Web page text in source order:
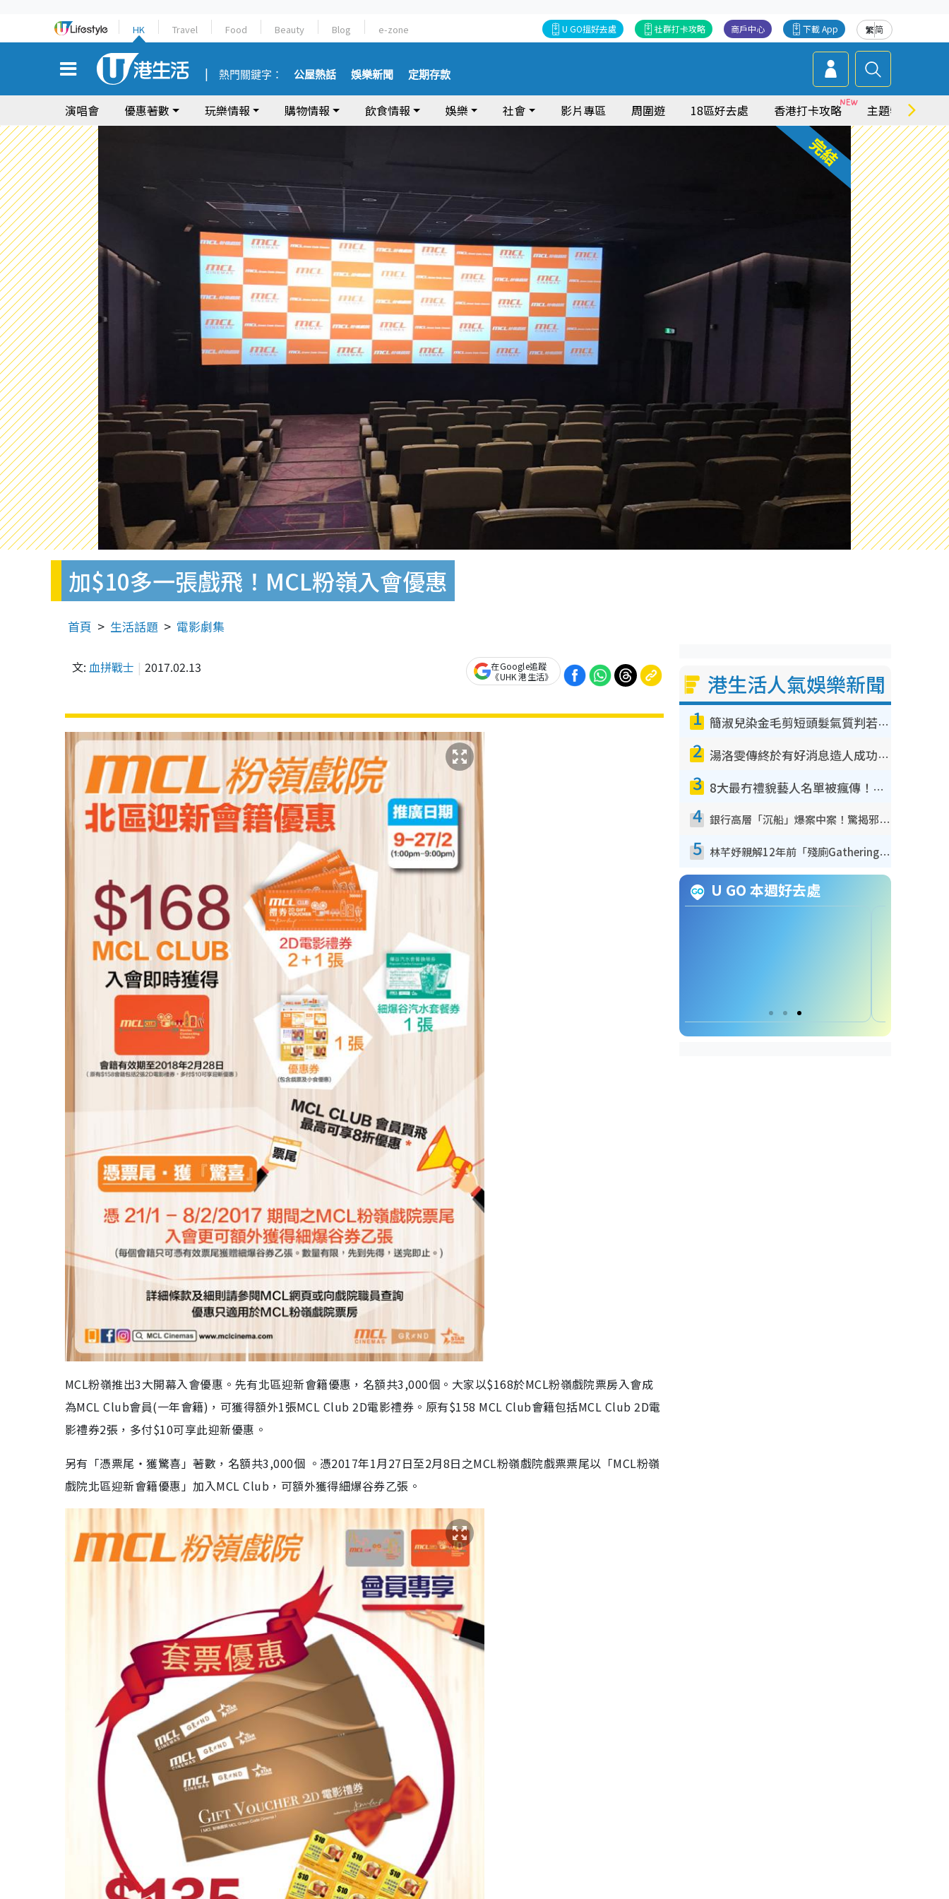
HK Travel Food Beauty Blog e-zone 繁简
下載 App
商戶中心
社群打卡攻略
U GO搵好去處
熱門關鍵字： 公屋熱話 娛樂新聞 定期存款
演唱會 優惠著數 玩樂情報 購物情報 飲食情報 娛樂 社會 影片專區 周圍遊 18區好去處 香港打卡攻略 主題特集
加$10多一張戲飛！MCL粉嶺入會優惠
首頁 生活話題 電影劇集
文: 血拼戰士 2017.02.13
在Google追蹤
《UHK 港生活》
MCL粉嶺推出3大開幕入會優惠。先有北區迎新會籍優惠，名額共3,000個。大家以$168於MCL粉嶺戲院票房入會成
為MCL Club會員(一年會籍)，可獲得額外1張MCL Club 2D電影禮券。原有$158 MCL Club會籍包括MCL Club 2D電
影禮券2張，多付$10可享此迎新優惠。
另有「憑票尾‧獲驚喜」著數，名額共3,000個 。憑2017年1月27日至2月8日之MCL粉嶺戲院戲票票尾以「MCL粉嶺
戲院北區迎新會籍優惠」加入MCL Club，可額外獲得細爆谷券乙張。
港生活人氣娛樂新聞
1 簡淑兒染金毛剪短頭髮氣質判若兩人！嚇壞老公麥大力都認唔出：「你做咩事？」
2 湯洛雯傳終於有好消息造人成功！兩大細節曝孕味極濃惹猜測：大肚婆先會咁！
3 8大最冇禮貌藝人名單被瘋傳！網民揭發明星真面目 一致數臭呢位係無品天花板？
4 銀行高層「沉船」爆案中案！驚揭邪教洗腦操控賣淫被吞600萬 幕後黑手講多錯多
5 林芊妤親解12年前「殘廁Gathering」真相！高層解約一句話重創尊嚴至今拒返TVB
U GO 本週好去處